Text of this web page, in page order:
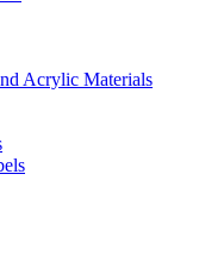
Acrylic Materials